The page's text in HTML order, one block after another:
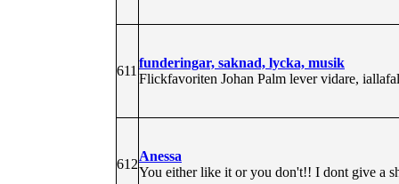
611
funderingar, saknad, lycka, musik
Flickfavoriten Johan Palm lever vidare,
612
Anessa
You either like it or you don't!! I dont give a